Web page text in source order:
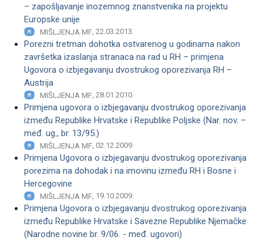
– zapošljavanje inozemnog znanstvenika na projektu
Europske unije
MIŠLJENJA MF , 22.03.2013.
Porezni tretman dohotka ostvarenog u godinama nakon
završetka izaslanja stranaca na rad u RH – primjena
Ugovora o izbjegavanju dvostrukog oporezivanja RH –
Austrija
MIŠLJENJA MF , 28.01.2010.
Primjena ugovora o izbjegavanju dvostrukog oporezivanja
između Republike Hrvatske i Republike Poljske (Nar. nov. –
međ. ug., br. 13/95.)
MIŠLJENJA MF , 02.12.2009.
Primjena Ugovora o izbjegavanju dvostrukog oporezivanja
porezima na dohodak i na imovinu između RH i Bosne i
Hercegovine
MIŠLJENJA MF , 19.10.2009.
Primjena Ugovora o izbjegavanju dvostrukog oporezivanja
između Republike Hrvatske i Savezne Republike Njemačke
(Narodne novine br. 9/06. - međ. ugovori)